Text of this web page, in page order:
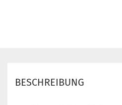
BESCHREIBUNG